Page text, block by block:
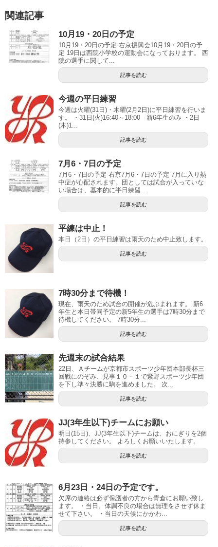
関連記事
10月19・20日の予定
10月19・20日の予定 右京振興会10月19・20日の予
定 19日は西院小学校の運動会になっております。 西
院の選手に関して...
記事を読む
今週の平日練習
今週は火曜(31日)・木曜(2月2日)に平日練習を行いま
す。 ・31日(火)16:40～18:00 新6年生のみ ・2日
(木)1...
記事を読む
7月6・7日の予定
7月6・7日の予定 右京7月6・7日の予定 7月に入り熱
中症が心配されます。団としては試合が入っていな
い場合は、基本的に半日練習...
記事を読む
平練は中止！
本日（2日）の平日練習は雨天のため中止致します。
記事を読む
7時30分まで待機！
現在、雨天のため試合の開催が危ぶまれます。 新6
年生と本日帯同予定の新5年生の選手は7時30分まで
待機してください。 7時30分...
記事を読む
先週末の試合結果
22日、Ａチームが京都市スポーツ少年団本部長杯三
回戦にのぞみ、見事１０－１で紫野スポーツ少年団
を下し準々決勝に駒を進めました。 次...
記事を読む
JJ(3年生以下)チームにお願い
明日(15日)、JJ(3年生以下)チームは、おにぎりを2個
持参してください。 よろしくお願いいたします。
記事を読む
6月23日・24日の予定です。
欠席の連絡は必ず保護者の方から青倉にお願い致し
ます。 ・当日、体調不良の場合は無理をさせず休ま
せて下さい。 ・当日の天候にかかわ...
記事を読む